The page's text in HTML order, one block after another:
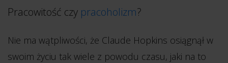
Pracowitość czy pracoholizm?
Nie ma wątpliwości, że Claude Hopkins osiągnął w
swoim życiu tak wiele z powodu czasu, jaki na to